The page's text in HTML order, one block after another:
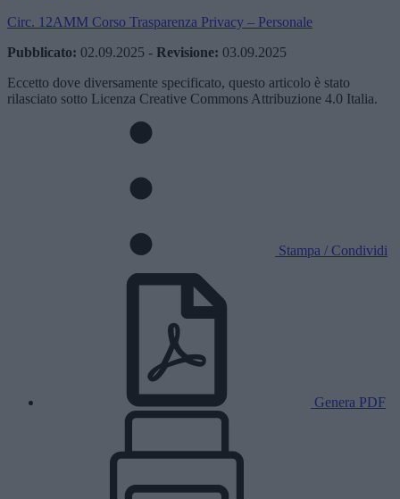
Circ. 12AMM Corso Trasparenza Privacy – Personale
Pubblicato: 02.09.2025 - Revisione: 03.09.2025
Eccetto dove diversamente specificato, questo articolo è stato
rilasciato sotto Licenza Creative Commons Attribuzione 4.0 Italia.
Stampa / Condividi
Genera PDF